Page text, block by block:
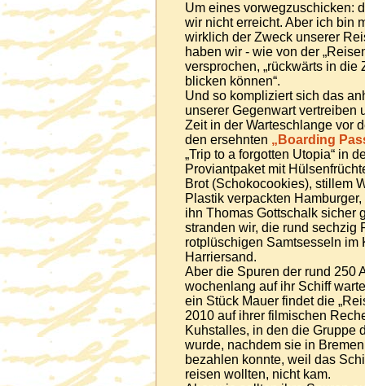
Um eines vorwegzuschicken:
wir nicht erreicht. Aber ich bin
wirklich der Zweck unserer
haben wir - wie von der
versprochen, „rückwärts in die
blicken können“.
Und so kompliziert sich das
unserer Gegenwart vertreiben
Zeit in der Warteschlange vor
den ersehnten „Boarding
„Trip to a forgotten Utopia“ in
Proviantpaket mit
Brot (Schokocookies), stillem
Plastik verpackten
ihn Thomas Gottschalk sicher
stranden wir, die rund sechzig
rotplüschigen Samtsesseln im
Harriersand.
Aber die Spuren der rund 250
wochenlang auf ihr Schiff
ein Stück Mauer findet die
2010 auf ihrer filmischen
Kuhstalles, in den die Gruppe
wurde, nachdem sie in
bezahlen konnte, weil das
reisen wollten, nicht kam.